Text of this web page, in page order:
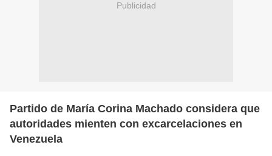
Publicidad
Partido de María Corina Machado considera que
autoridades mienten con excarcelaciones en
Venezuela